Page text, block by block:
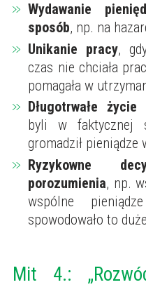
Wydawanie
sposób, np. na
Unikanie pracy,
czas nie chciała
pomagała w
Długotrwałe życie
byli w faktycznej
gromadził pieniądze
Ryzykowne
porozumienia, np.
wspólne
spowodowało to
Mit 4.: